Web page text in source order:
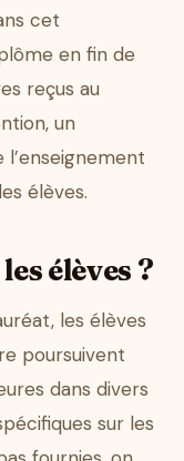
cet
en fin de
reçus au
un
élèves.
élèves ?
les élèves
poursuivent
dans divers
sur les